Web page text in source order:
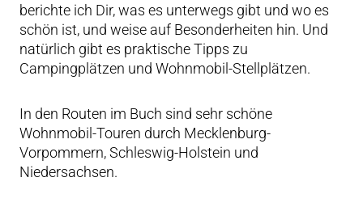
berichte ich Dir, was es unterwegs gibt und wo es
schön ist, und weise auf Besonderheiten hin. Und
natürlich gibt es praktische Tipps zu
Campingplätzen und Wohnmobil-Stellplätzen.
In den Routen im Buch sind sehr schöne
Wohnmobil-Touren durch Mecklenburg-
Vorpommern, Schleswig-Holstein und
Niedersachsen.